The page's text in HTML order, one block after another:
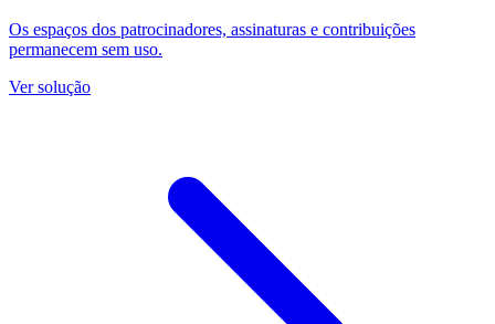
Os espaços dos patrocinadores, assinaturas e contribuições
permanecem sem uso.
Ver solução